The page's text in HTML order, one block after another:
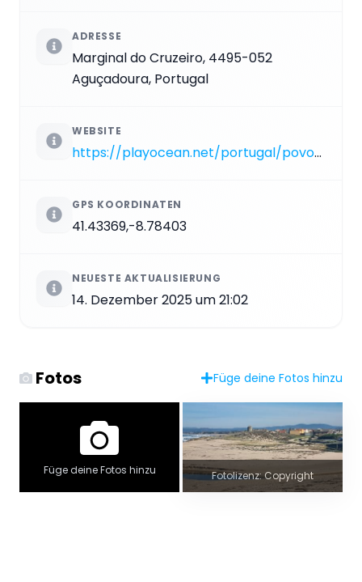
ADRESSE
Marginal do Cruzeiro, 4495-052
Aguçadoura, Portugal
WEBSITE
https://playocean.net/portugal/povoa-de-varzim/praias/praia-da-agucadoura
GPS KOORDINATEN
41.43369,-8.78403
NEUESTE AKTUALISIERUNG
14. Dezember 2025 um 21:02
Fotos Füge deine Fotos hinzu
Füge deine Fotos hinzu Fotolizenz: Copyright